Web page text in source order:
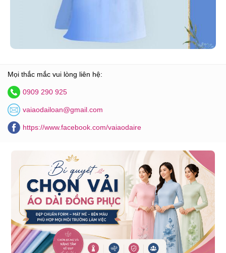
Mọi thắc mắc vui lòng liên hệ:
0909 290 925
vaiaodailoan@gmail.com
https://www.facebook.com/vaiaodaire